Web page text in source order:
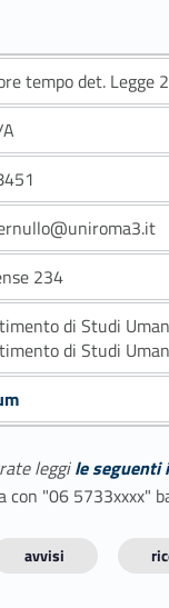
tempo det. Legge
234
di Studi
di Studi
leggile seguenti
"06 5733xxxx"
avvisi